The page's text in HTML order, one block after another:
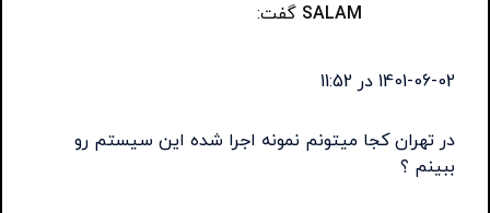
SALAM گفت:
1401-06-02 در 11:52
در تهران کجا میتونم نمونه اجرا شده این سیستم رو
ببینم ؟